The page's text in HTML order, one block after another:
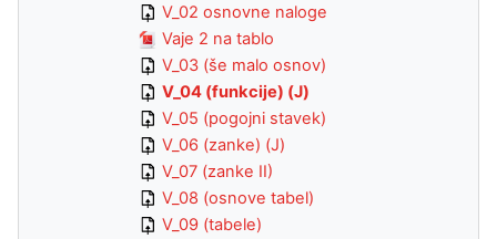
V_02 osnovne naloge
Vaje 2 na tablo
V_03 (še malo osnov)
V_04 (funkcije) (J)
V_05 (pogojni stavek)
V_06 (zanke) (J)
V_07 (zanke II)
V_08 (osnove tabel)
V_09 (tabele)